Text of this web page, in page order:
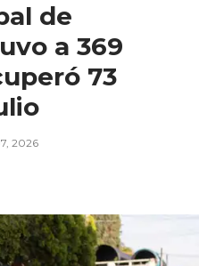
de
a 369
73
2026